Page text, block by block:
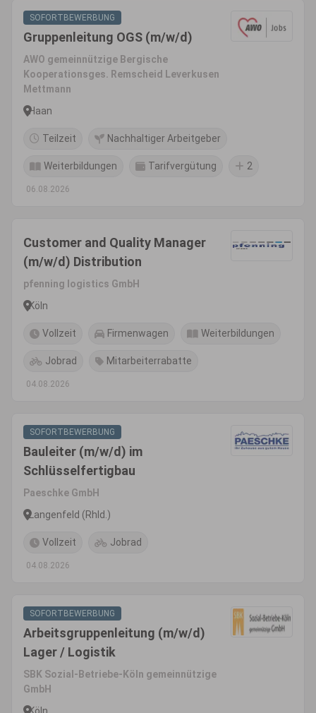
SOFORTBEWERBUNG
Gruppenleitung OGS (m/w/d)
AWO gemeinnützige Bergische
Kooperationsges. Remscheid Leverkusen
Mettmann
Haan
Teilzeit Nachhaltiger Arbeitgeber
Weiterbildungen Tarifvergütung 2
06.08.2026
Customer and Quality Manager
(m/w/d) Distribution
pfenning logistics GmbH
Köln
Vollzeit Firmenwagen Weiterbildungen
Jobrad Mitarbeiterrabatte
04.08.2026
SOFORTBEWERBUNG
Bauleiter (m/w/d) im
Schlüsselfertigbau
Paeschke GmbH
Langenfeld (Rhld.)
Vollzeit Jobrad
04.08.2026
SOFORTBEWERBUNG
Arbeitsgruppenleitung (m/w/d)
Lager / Logistik
SBK Sozial-Betriebe-Köln gemeinnützige
GmbH
Köln